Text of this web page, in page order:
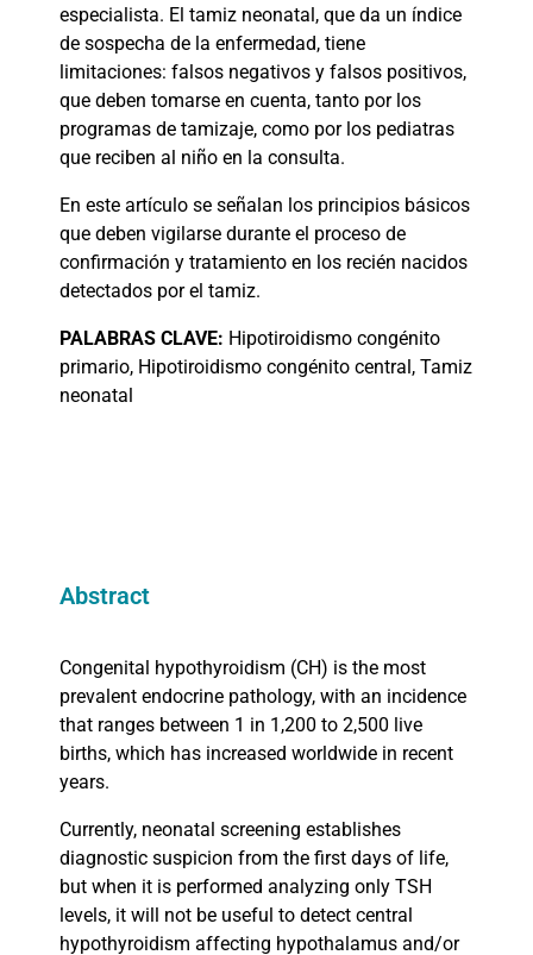
especialista. El tamiz neonatal, que da un índice
de sospecha de la enfermedad, tiene
limitaciones: falsos negativos y falsos positivos,
que deben tomarse en cuenta, tanto por los
programas de tamizaje, como por los pediatras
que reciben al niño en la consulta.
En este artículo se señalan los principios básicos
que deben vigilarse durante el proceso de
confirmación y tratamiento en los recién nacidos
detectados por el tamiz.
PALABRAS CLAVE: Hipotiroidismo congénito
primario, Hipotiroidismo congénito central, Tamiz
neonatal
Abstract
Congenital hypothyroidism (CH) is the most
prevalent endocrine pathology, with an incidence
that ranges between 1 in 1,200 to 2,500 live
births, which has increased worldwide in recent
years.
Currently, neonatal screening establishes
diagnostic suspicion from the first days of life,
but when it is performed analyzing only TSH
levels, it will not be useful to detect central
hypothyroidism affecting hypothalamus and/or